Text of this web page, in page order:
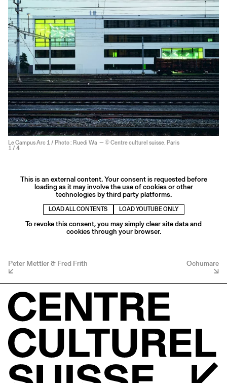
Le Campus Arc 1 / Photo : Ruedi Wa — © Centre culturel suisse. Paris
1 / 4
This is an external content. Your consent is requested before
loading as it may involve the use of cookies or other
technologies by third party platforms.
LOAD ALL CONTENTS LOAD YOUTUBE ONLY
To revoke this consent, you may simply clear site data and
cookies through your browser.
Peter Mettler & Fred Frith Ochumare